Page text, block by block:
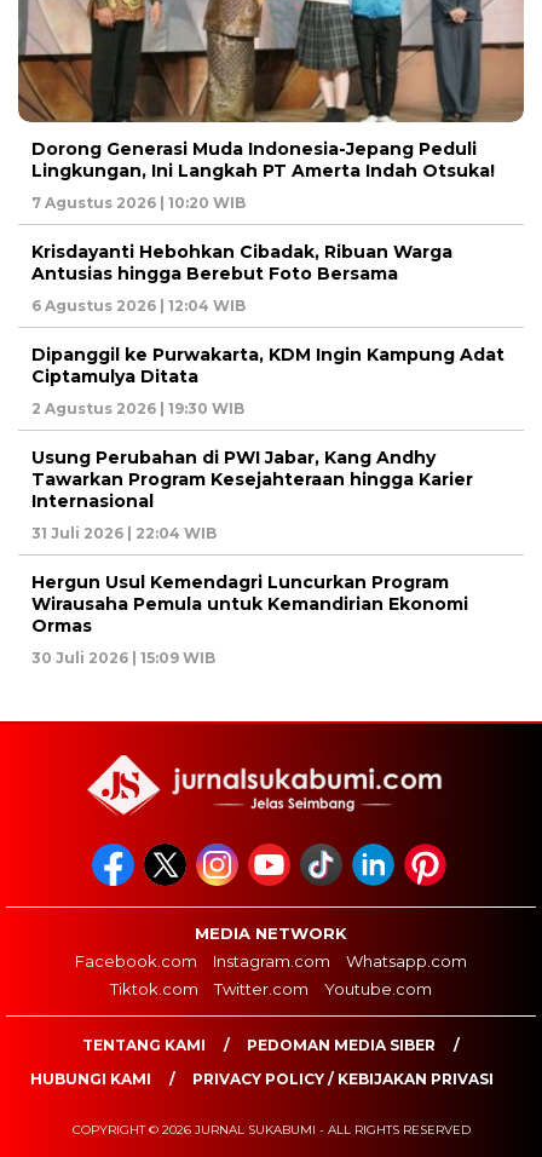
Dorong Generasi Muda Indonesia-Jepang Peduli
Lingkungan, Ini Langkah PT Amerta Indah Otsuka!
7 Agustus 2026 | 10:20 WIB
Krisdayanti Hebohkan Cibadak, Ribuan Warga
Antusias hingga Berebut Foto Bersama
6 Agustus 2026 | 12:04 WIB
Dipanggil ke Purwakarta, KDM Ingin Kampung Adat
Ciptamulya Ditata
2 Agustus 2026 | 19:30 WIB
Usung Perubahan di PWI Jabar, Kang Andhy
Tawarkan Program Kesejahteraan hingga Karier
Internasional
31 Juli 2026 | 22:04 WIB
Hergun Usul Kemendagri Luncurkan Program
Wirausaha Pemula untuk Kemandirian Ekonomi
Ormas
30 Juli 2026 | 15:09 WIB
MEDIA NETWORK
Facebook.com
Instagram.com
Whatsapp.com
Tiktok.com
Twitter.com Youtube.com
TENTANG KAMI
PEDOMAN MEDIA SIBER
HUBUNGI KAMI
PRIVACY POLICY / KEBIJAKAN PRIVASI
COPYRIGHT © 2026 JURNAL SUKABUMI - ALL RIGHTS RESERVED